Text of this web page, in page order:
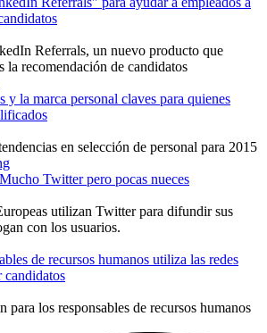
Referrals, un nuevo producto que
la recomendación de candidatos
y la marca personal claves para quienes
en selección de personal para 2015
Twitter pero pocas nueces
utilizan Twitter para difundir sus
con los usuarios.
de recursos humanos utiliza las redes
candidatos
para los responsables de recursos humanos